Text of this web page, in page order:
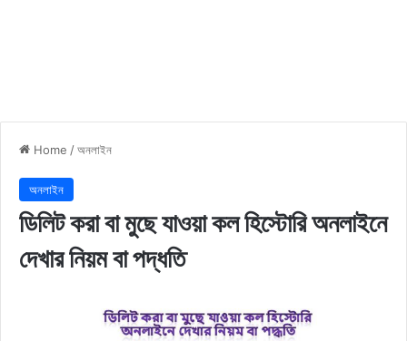
Home /অনলাইন
অনলাইন
ডিলিট করা বা মুছে যাওয়া কল হিস্টোরি অনলাইনে
দেখার নিয়ম বা পদ্ধতি